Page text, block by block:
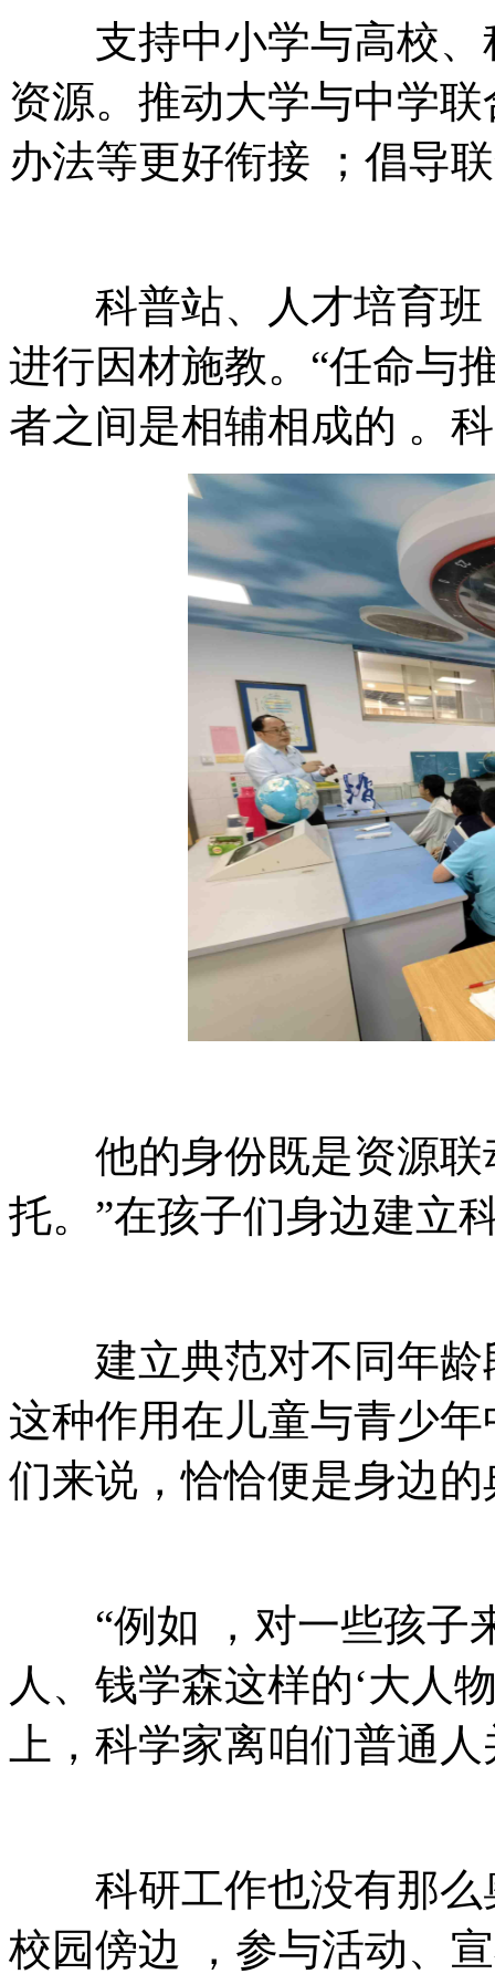
支持中小学与高校、科
资源。推动大学与中学联
办法等更好衔接 ；倡导
科普站、人才培育班
进行因材施教。“任命
者之间是相辅相成的 。科
他的身份既是资源联动
托。”在孩子们身边建立
建立典范对不同年龄段
这种作用在儿童与青少年
们来说，恰恰便是身边的
“例如 ，对一些孩子
人、钱学森这样的‘大人物
上，科学家离咱们普通
科研工作也没有那么奥
校园傍边 ，参与活动